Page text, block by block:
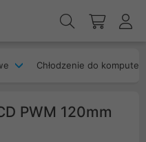
Chłodzenie do
PWM 120mm